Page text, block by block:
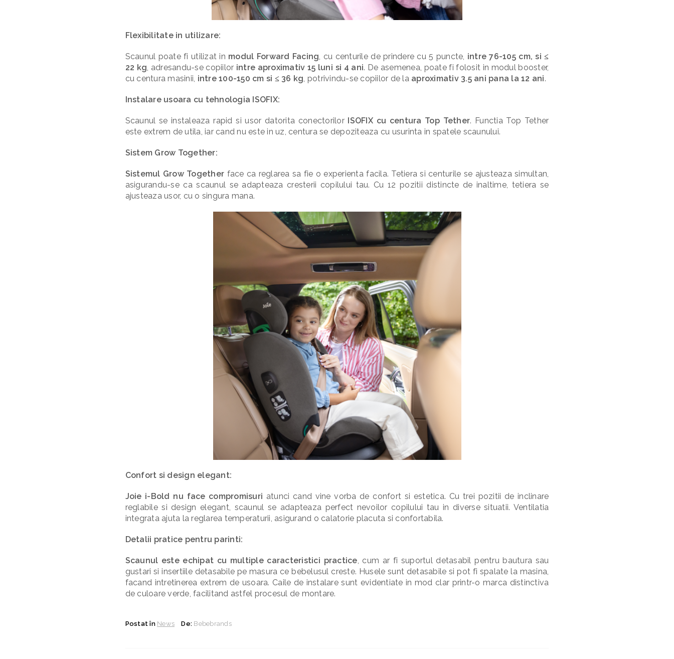
Flexibilitate in utilizare:
Scaunul poate fi utilizat in modul Forward Facing, cu centurile de prindere cu 5 puncte, intre 76-105 cm, si ≤
22 kg, adresandu-se copiilor intre aproximativ 15 luni si 4 ani. De asemenea, poate fi folosit in modul booster,
cu centura masinii, intre 100-150 cm si ≤ 36 kg, potrivindu-se copiilor de laaproximativ 3.5 ani pana la 12 ani.
Instalare usoara cu tehnologia ISOFIX:
Scaunul se instaleaza rapid si usor datorita conectorilorISOFIX cu centura Top Tether. Functia Top Tether
este extrem de utila, iar cand nu este in uz, centura se depoziteaza cu usurinta in spatele scaunului.
Sistem Grow Together:
Sistemul Grow Together face ca reglarea sa fie o experienta facila. Tetiera si centurile se ajusteaza simultan,
asigurandu-se ca scaunul se adapteaza cresterii copilului tau. Cu 12 pozitii distincte de inaltime, tetiera se
ajusteaza usor, cu o singura mana.
Confort si design elegant:
Joie i-Bold nu face compromisuri atunci cand vine vorba de confort si estetica. Cu trei pozitii de inclinare
reglabile si design elegant, scaunul se adapteaza perfect nevoilor copilului tau in diverse situatii. Ventilatia
integrata ajuta la reglarea temperaturii, asigurand o calatorie placuta si confortabila.
Detalii pratice pentru parinti:
Scaunul este echipat cu multiple caracteristici practice, cum ar fi suportul detasabil pentru bautura sau
gustari si insertiile detasabile pe masura ce bebelusul creste. Husele sunt detasabile si pot fi spalate la masina,
facand intretinerea extrem de usoara. Caile de instalare sunt evidentiate in mod clar printr-o marca distinctiva
de culoare verde, facilitand astfel procesul de montare.
Postat în News De: Bebebrands